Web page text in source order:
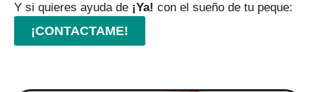
Y si quieres ayuda de ¡Ya! con el sueño de tu peque:
¡CONTACTAME!